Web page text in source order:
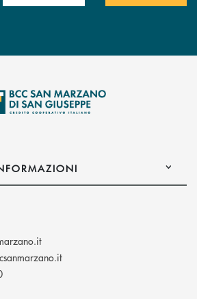
(si apre l’app di posta
(si apre l’app di posta